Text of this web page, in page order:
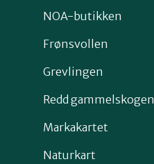
NOA-butikken
Frønsvollen
Grevlingen
Redd gammelskogen
Markakartet
Naturkart